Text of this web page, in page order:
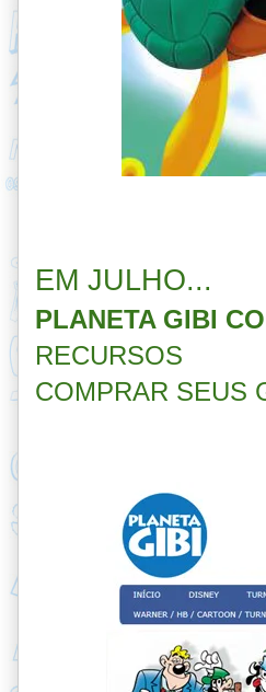
EM JULHO...
PLANETA GIBI
RECURSOS
COMPRAR SEUS